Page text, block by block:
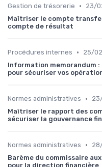
Gestion de trésorerie •
23/
Maîtriser le compte
compte de résultat
Procédures internes •
25/
Information memorandum
pour sécuriser vos
Normes administratives •
Maîtriser le rapport des
sécuriser la gouvernance
Normes administratives •
Barème du commissaire
pour la direction financière